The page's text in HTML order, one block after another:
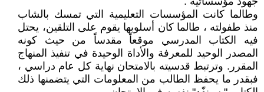
وطالما كانت المؤسسات التعليمية التي تمسك بالشاب
منذ طفولته ، طالما كان أسلوبها يقوم على التلقين، يحتل
فيه الكتاب المدرسي موقعاً مقدساً من حيث كونه
المصدر الوحيد للمعرفة والأداة الوحيدة في تنفيذ المنهاج
المقرر. وترتبط قدسيته بالامتحان نهاية كل عام دراسي ،
فبقدر ما يحفظ الطالب من المعلومات التي يتضمنها ذلك